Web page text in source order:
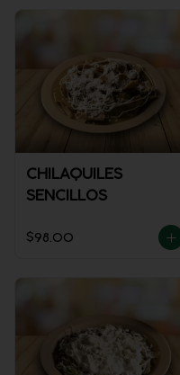
CHILAQUILES
SENCILLOS
$98.00